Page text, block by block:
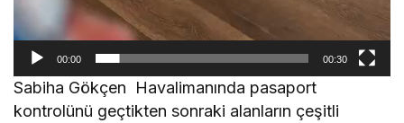
00:00 00:30
Sabiha Gökçen Havalimanında pasaport
kontrolünü geçtikten sonraki alanların çeşitli